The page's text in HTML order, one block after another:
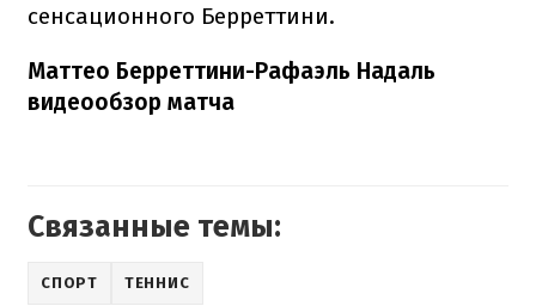
сенсационного Берреттини.
Маттео Берреттини-Рафаэль Надаль
видеообзор матча
Связанные темы:
СПОРТ ТЕННИС